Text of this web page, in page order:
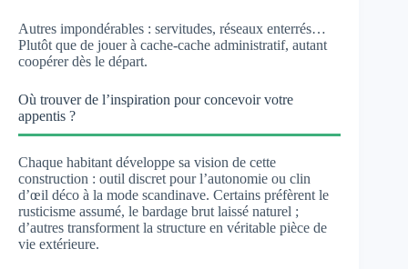
Autres impondérables : servitudes, réseaux enterrés…
Plutôt que de jouer à cache-cache administratif, autant
coopérer dès le départ.
Où trouver de l’inspiration pour concevoir votre
appentis ?
Chaque habitant développe sa vision de cette
construction : outil discret pour l’autonomie ou clin
d’œil déco à la mode scandinave. Certains préfèrent le
rusticisme assumé, le bardage brut laissé naturel ;
d’autres transforment la structure en véritable pièce de
vie extérieure.